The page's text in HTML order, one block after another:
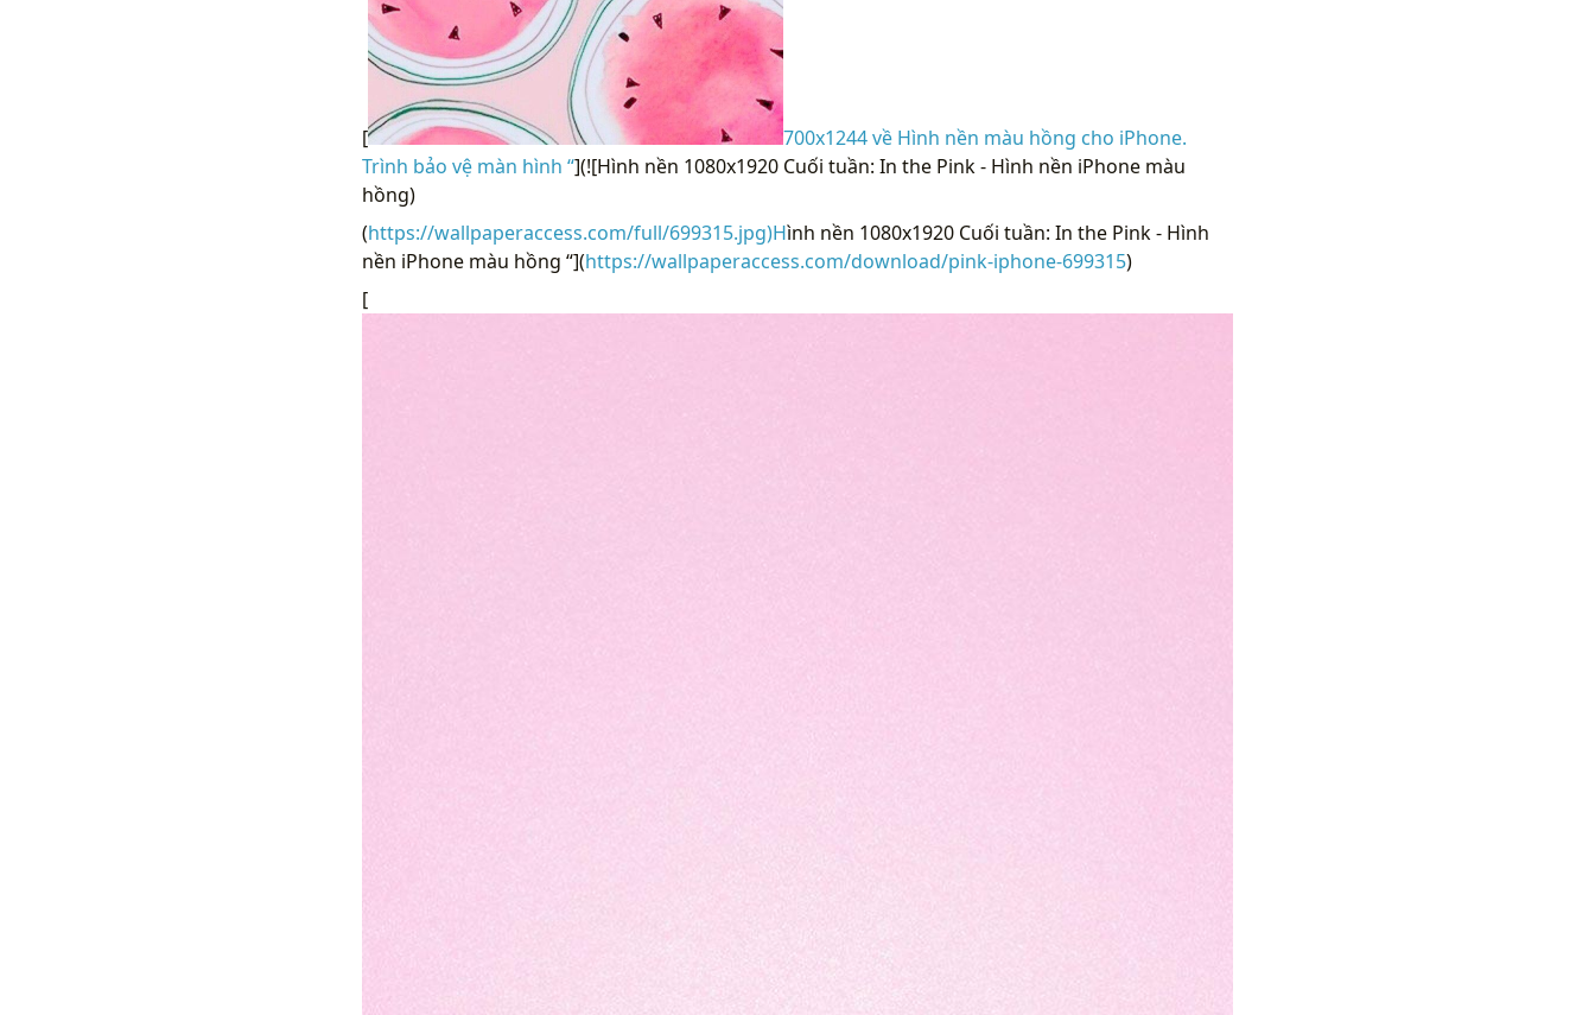
[
700x1244 về Hình nền màu hồng cho iPhone.
Trình bảo vệ màn hình “](![Hình nền 1080x1920 Cuối tuần: In the Pink - Hình nền iPhone màu
hồng)
(https://wallpaperaccess.com/full/699315.jpg)Hình nền 1080x1920 Cuối tuần: In the Pink - Hình
nền iPhone màu hồng “](https://wallpaperaccess.com/download/pink-iphone-699315)
[